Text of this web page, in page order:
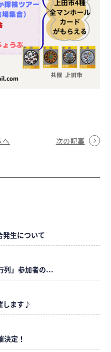
へ 次の記事
発生について
列」参加者の...
します♪
決定！